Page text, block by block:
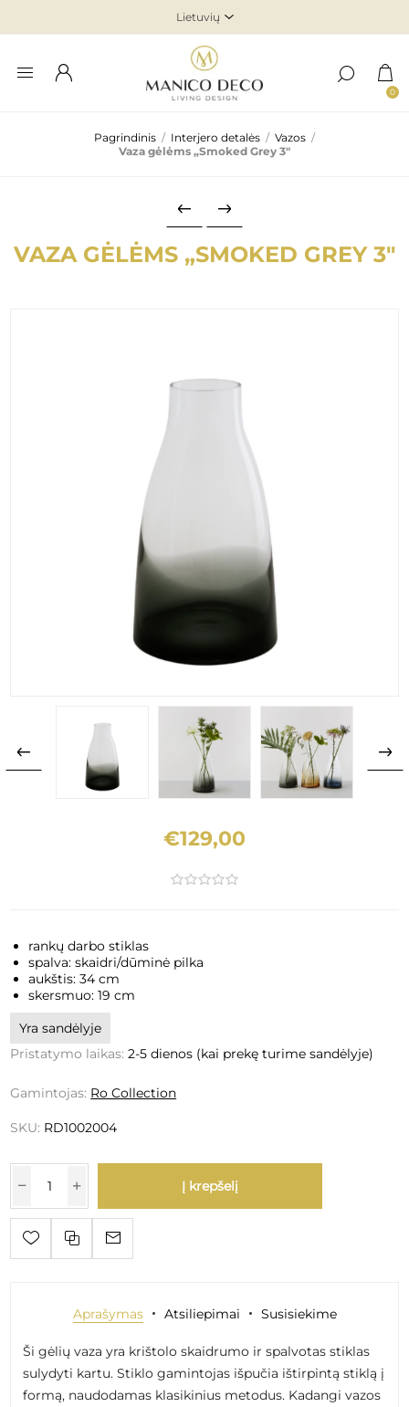
0
Pagrindinis / Interjero detalės / Vazos /
Vaza gėlėms „Smoked Grey 3"
VAZA GĖLĖMS „SMOKED GREY 3"
€129,00
rankų darbo stiklas
spalva: skaidri/dūminė pilka
aukštis: 34 cm
skersmuo: 19 cm
Yra sandėlyje
Pristatymo laikas: 2-5 dienos (kai prekę turime sandėlyje)
Gamintojas: Ro Collection
SKU: RD1002004
Į krepšelį
Aprašymas Atsiliepimai Susisiekime
Ši gėlių vaza yra krištolo skaidrumo ir spalvotas stiklas
sulydyti kartu. Stiklo gamintojas išpučia ištirpintą stiklą į
formą, naudodamas klasikinius metodus. Kadangi vazos